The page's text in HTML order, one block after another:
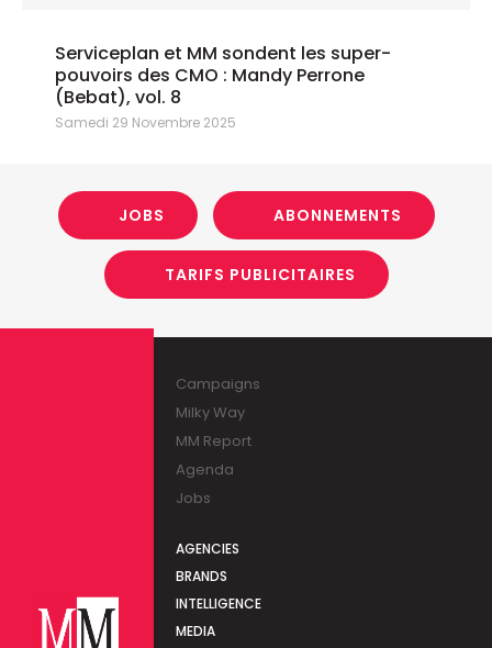
Serviceplan et MM sondent les super-
pouvoirs des CMO : Mandy Perrone
(Bebat), vol. 8
Samedi 29 Novembre 2025
JOBS ABONNEMENTS
TARIFS PUBLICITAIRES
Campaigns
Milky Way
MM Report
Agenda
Jobs
AGENCIES
BRANDS
INTELLIGENCE
MEDIA